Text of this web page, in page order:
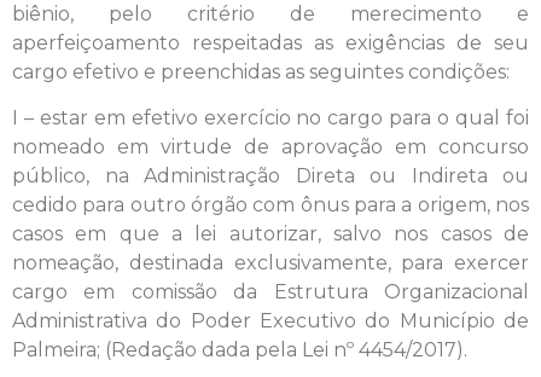
biênio, pelo critério de merecimento e
aperfeiçoamento respeitadas as exigências de seu
cargo efetivo e preenchidas as seguintes condições:
I – estar em efetivo exercício no cargo para o qual foi
nomeado em virtude de aprovação em concurso
público, na Administração Direta ou Indireta ou
cedido para outro órgão com ônus para a origem, nos
casos em que a lei autorizar, salvo nos casos de
nomeação, destinada exclusivamente, para exercer
cargo em comissão da Estrutura Organizacional
Administrativa do Poder Executivo do Município de
Palmeira; (Redação dada pela Lei nº 4454/2017).